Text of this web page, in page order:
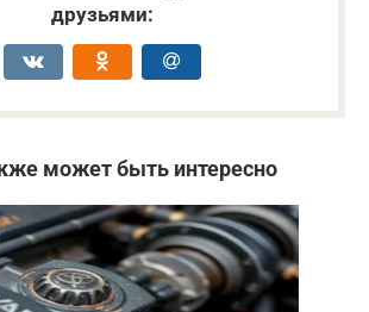
друзьями:
может быть интересно